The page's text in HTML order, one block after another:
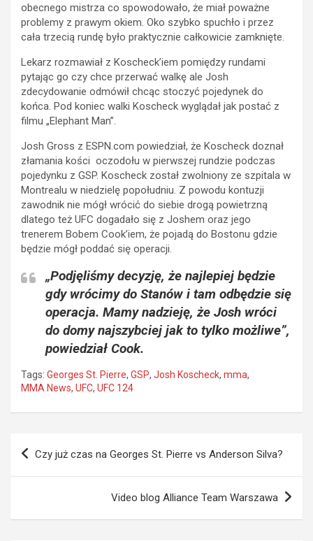
obecnego mistrza co spowodowało, że miał poważne
problemy z prawym okiem. Oko szybko spuchło i przez
cała trzecią rundę było praktycznie całkowicie zamknięte.
Lekarz rozmawiał z Koscheck’iem pomiędzy rundami
pytając go czy chce przerwać walkę ale Josh
zdecydowanie odmówił chcąc stoczyć pojedynek do
końca. Pod koniec walki Koscheck wyglądał jak postać z
filmu „Elephant Man”.
Josh Gross z ESPN.com powiedział, że Koscheck doznał
złamania kości oczodołu w pierwszej rundzie podczas
pojedynku z GSP. Koscheck został zwolniony ze szpitala w
Montrealu w niedzielę popołudniu. Z powodu kontuzji
zawodnik nie mógł wrócić do siebie drogą powietrzną
dlatego też UFC dogadało się z Joshem oraz jego
trenerem Bobem Cook’iem, że pojadą do Bostonu gdzie
będzie mógł poddać się operacji.
„Podjęliśmy decyzję, że najlepiej będzie
gdy wrócimy do Stanów i tam odbędzie się
operacja. Mamy nadzieję, że Josh wróci
do domy najszybciej jak to tylko możliwe”,
powiedział Cook.
Tags: Georges St. Pierre, GSP, Josh Koscheck, mma,
MMA News, UFC, UFC 124
Nawigacja
wpisu
Czy już czas na Georges St. Pierre vs Anderson Silva?
Video blog Alliance Team Warszawa